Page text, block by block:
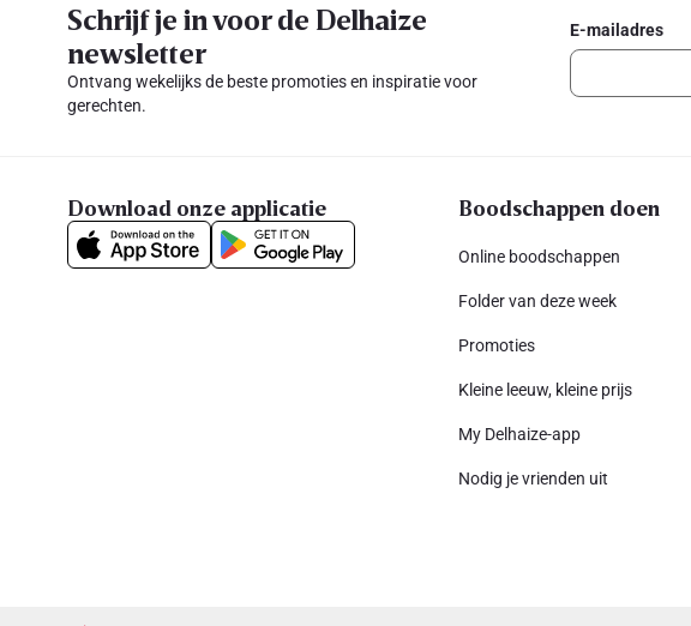
Schrijf je in voor de Delhaize
newsletter
Ontvang wekelijks de beste promoties en inspiratie voor
gerechten.
E-mailadres
Download onze applicatie Boodschappen doen
Online boodschappen
Folder van deze week
Promoties
Kleine leeuw, kleine prijs
My Delhaize-app
Nodig je vrienden uit